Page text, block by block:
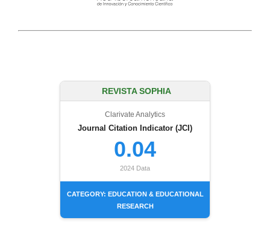
REVISTA SOPHIA
Clarivate Analytics
Journal Citation Indicator (JCI)
0.04
2024 Data
CATEGORY: EDUCATION & EDUCATIONAL
RESEARCH